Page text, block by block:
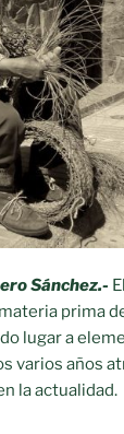
Sánchez.-
prima
lugar a
varios años
la actualidad.